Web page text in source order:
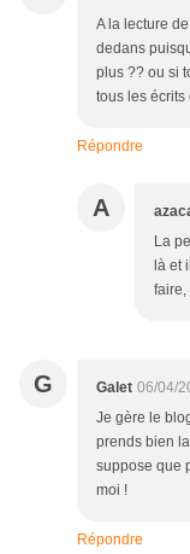
A la lecture
dedans
plus ?? ou si
tous les écrits
Répondre
A
La
là et
faire,
G Galet 06/04/
Je gère le
prends bien
suppose que
moi !
Répondre